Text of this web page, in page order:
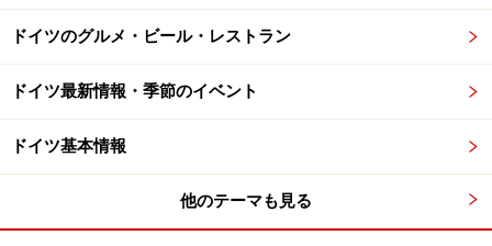
ドイツのグルメ・ビール・レストラン
ドイツ最新情報・季節のイベント
ドイツ基本情報
他のテーマも見る